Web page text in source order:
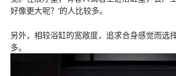
好像更大呢？’的人比较多。
另外，相较浴缸的宽敞度，追求合身感觉而选
多。